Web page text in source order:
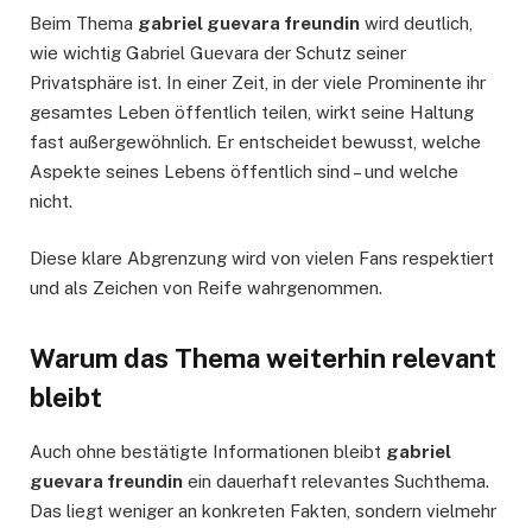
Beim Thema gabriel guevara freundin wird deutlich,
wie wichtig Gabriel Guevara der Schutz seiner
Privatsphäre ist. In einer Zeit, in der viele Prominente ihr
gesamtes Leben öffentlich teilen, wirkt seine Haltung
fast außergewöhnlich. Er entscheidet bewusst, welche
Aspekte seines Lebens öffentlich sind – und welche
nicht.
Diese klare Abgrenzung wird von vielen Fans respektiert
und als Zeichen von Reife wahrgenommen.
Warum das Thema weiterhin relevant
bleibt
Auch ohne bestätigte Informationen bleibt gabriel
guevara freundin ein dauerhaft relevantes Suchthema.
Das liegt weniger an konkreten Fakten, sondern vielmehr